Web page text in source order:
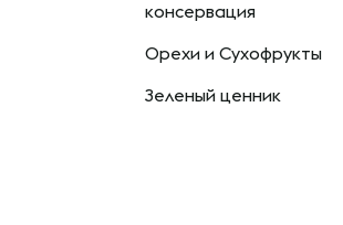
консервация
Орехи и Сухофрукты
Зеленый ценник